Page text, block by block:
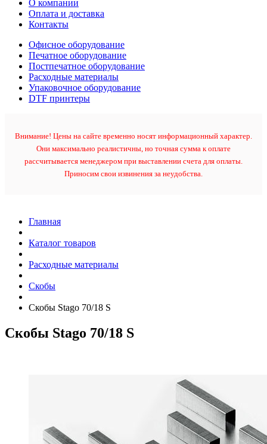
О компании
Оплата и доставка
Контакты
Офисное оборудование
Печатное оборудование
Постпечатное оборудование
Расходные материалы
Упаковочное оборудование
DTF принтеры
Внимание! Цены на сайте временно носят информационный характер.
Они максимально реалистичны, но точная сумма к оплате
рассчитывается менеджером при выставлении счета для оплаты.
Приносим свои извинения за неудобства.
Главная
Каталог товаров
Расходные материалы
Скобы
Скобы Stago 70/18 S
Скобы Stago 70/18 S